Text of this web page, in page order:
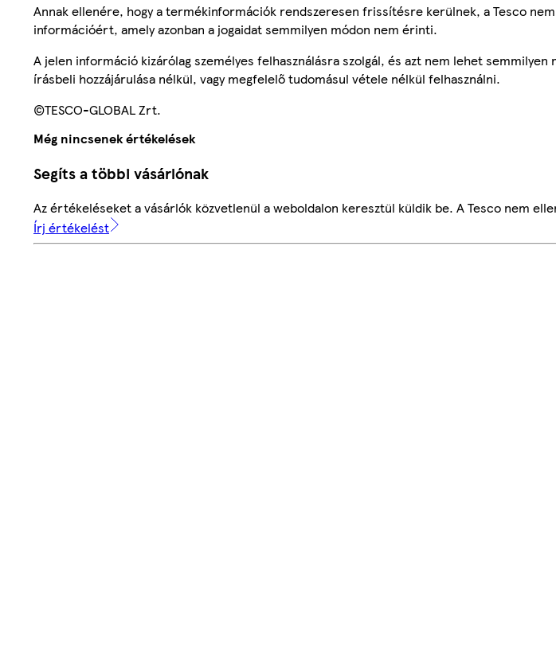
Annak ellenére, hogy a termékinformációk rendszeresen frissítésre kerülnek, a Tesco
információért, amely azonban a jogaidat semmilyen módon nem érinti.
A jelen információ kizárólag személyes felhasználásra szolgál, és azt nem lehet semmilyen
írásbeli hozzájárulása nélkül, vagy megfelelő tudomásul vétele nélkül felhasználni.
©TESCO-GLOBAL Zrt.
Még nincsenek értékelések
Segíts a többi vásárlónak
Az értékeléseket a vásárlók közvetlenül a weboldalon keresztül küldik be. A Tesco nem
Írj értékelést